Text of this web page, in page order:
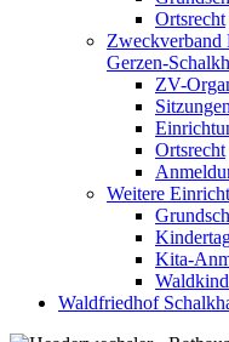
Ortsrecht
Zweckverband
Gerzen-
ZV-
Sitzungen
Ortsrecht
Weitere
Kita-
Waldfriedhof